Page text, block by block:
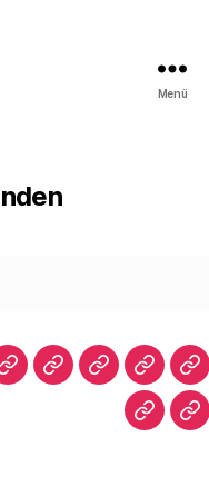
Menü
Startseite
WarumBibliografie
Vita
|